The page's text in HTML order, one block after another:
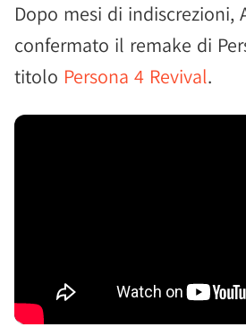
Dopo mesi di indiscrezioni,
confermato il remake di
titolo Persona 4 Revival.